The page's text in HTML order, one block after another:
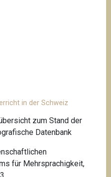
in der Schweiz
zum Stand der
Datenbank
für Mehrsprachigkeit,